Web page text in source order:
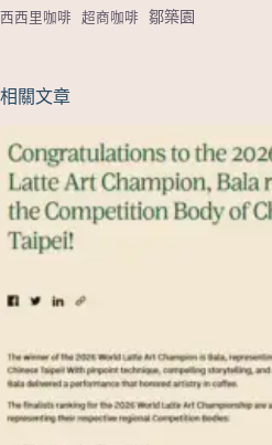
西西里咖啡 超商咖啡 鄒築園
相關文章